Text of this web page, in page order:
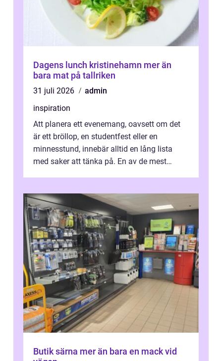
Dagens lunch kristinehamn mer än
bara mat på tallriken
31 juli 2026
admin
inspiration
Att planera ett evenemang, oavsett om det
är ett bröllop, en studentfest eller en
minnesstund, innebär alltid en lång lista
med saker att tänka på. En av de mest
Butik särna mer än bara en mack vid